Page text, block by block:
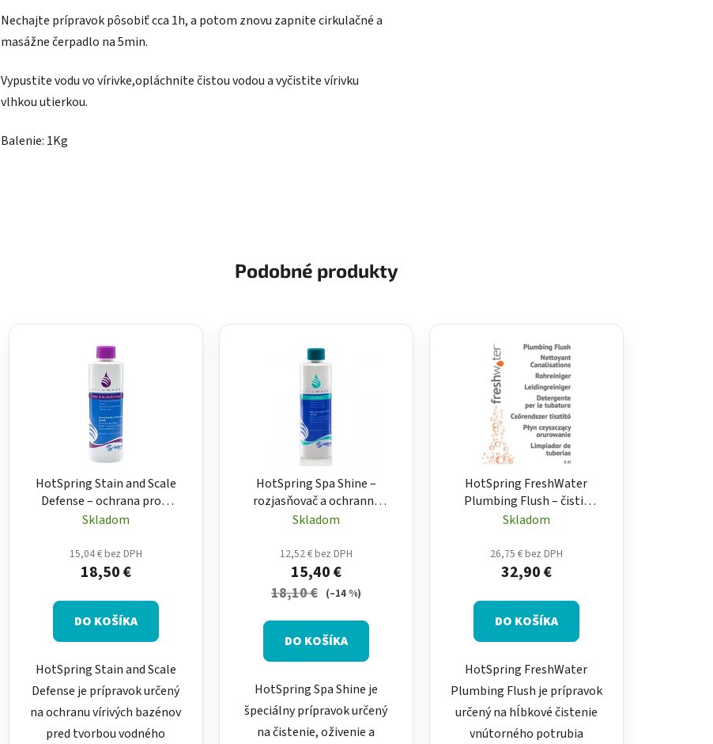
Nechajte prípravok pôsobiť cca 1h, a potom znovu zapnite cirkulačné a
masážne čerpadlo na 5min.
Vypustite vodu vo vírivke,opláchnite čistou vodou a vyčistite vírivku
vlhkou utierkou.
Balenie: 1Kg
Podobné produkty
HotSpring Stain and Scale
Defense – ochrana proti
vodnému kameňu a
vírivky 500 ml
Skladom
15,04 € bez DPH
18,50 €
DO KOŠÍKA
HotSpring Stain and Scale
Defense je prípravok určený
na ochranu vírivých bazénov
pred tvorbou vodného
HotSpring Spa Shine –
rozjasňovač a ochranný
prípravok na povrch
Skladom
12,52 € bez DPH
15,40 €
18,10 € (–14 %)
DO KOŠÍKA
HotSpring Spa Shine je
špeciálny prípravok určený
na čistenie, oživenie a
HotSpring FreshWater
Plumbing Flush – čistič
potrubia vírivky 500 ml
Skladom
26,75 € bez DPH
32,90 €
DO KOŠÍKA
HotSpring FreshWater
Plumbing Flush je prípravok
určený na hĺbkové čistenie
vnútorného potrubia